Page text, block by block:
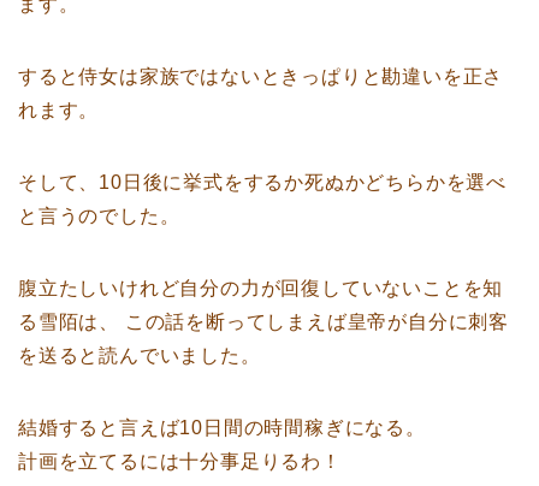
ます。
すると侍女は家族ではないときっぱりと勘違いを正さ
れます。
そして、10日後に挙式をするか死ぬかどちらかを選べ
と言うのでした。
腹立たしいけれど自分の力が回復していないことを知
る雪陌は、 この話を断ってしまえば皇帝が自分に刺客
を送ると読んでいました。
結婚すると言えば10日間の時間稼ぎになる。
計画を立てるには十分事足りるわ！